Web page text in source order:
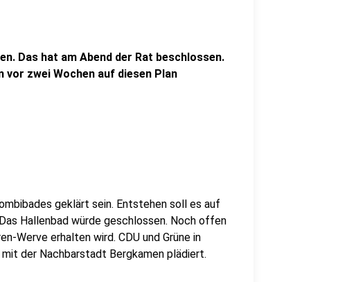
Das hat am Abend der Rat beschlossen.
zwei Wochen auf diesen Plan
geklärt sein. Entstehen soll es auf
Hallenbad würde geschlossen. Noch offen
Werve erhalten wird. CDU und Grüne in
der Nachbarstadt Bergkamen plädiert.